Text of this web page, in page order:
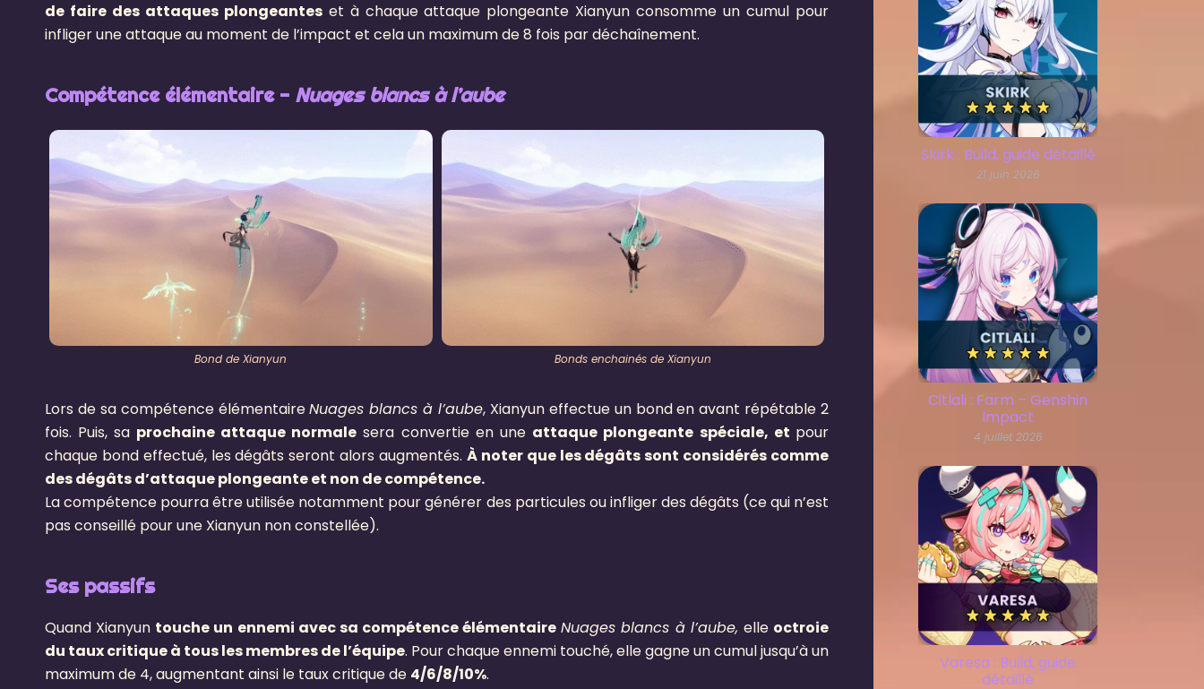
de faire des attaques plongeanteset à chaque attaque plongeante Xianyun consomme un cumul pour
infliger une attaque au moment de l’impact et cela un maximum de 8 fois par déchaînement.
Compétence élémentaire - Nuages blancs à l’aube
Bond de Xianyun Bonds enchainés de Xianyun
Lors de sa compétence élémentaireNuages blancs à l’aube, Xianyun effectue un bond en avant répétable 2
fois. Puis, sa prochaine attaque normale sera convertie en une attaque plongeante spéciale, et pour
chaque bond effectué, les dégâts seront alors augmentés. À noter que les dégâts sont considérés comme
des dégâts d’attaque plongeante et non de compétence.
La compétence pourra être utilisée notamment pour générer des particules ou infliger des dégâts (ce qui n’est
pas conseillé pour une Xianyun non constellée).
Ses passifs
Quand Xianyun touche un ennemi avec sa compétence élémentaire Nuages blancs à l’aube, elle octroie
du taux critique à tous les membres de l’équipe. Pour chaque ennemi touché, elle gagne un cumul jusqu’à un
maximum de 4, augmentant ainsi le taux critique de 4/6/8/10%.
Skirk : Build, guide détaillé
21 juin 2026
Citlali : Farm – Genshin
Impact
4 juillet 2026
Varesa : Build, guide
détaillé